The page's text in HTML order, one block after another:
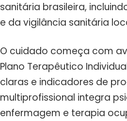
sanitária brasileira,
e da vigilância sanitária
O cuidado começa com
Plano Terapêutico
claras e indicadores de
multiprofissional integra
enfermagem e terapia